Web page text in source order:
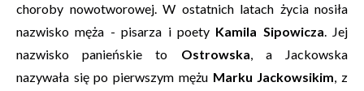
choroby nowotworowej. W ostatnich latach życia nosiła
nazwisko męża - pisarza i poety Kamila Sipowicza. Jej
nazwisko panieńskie to Ostrowska, a Jackowska
nazywała się po pierwszym mężu Marku Jackowsikim, z